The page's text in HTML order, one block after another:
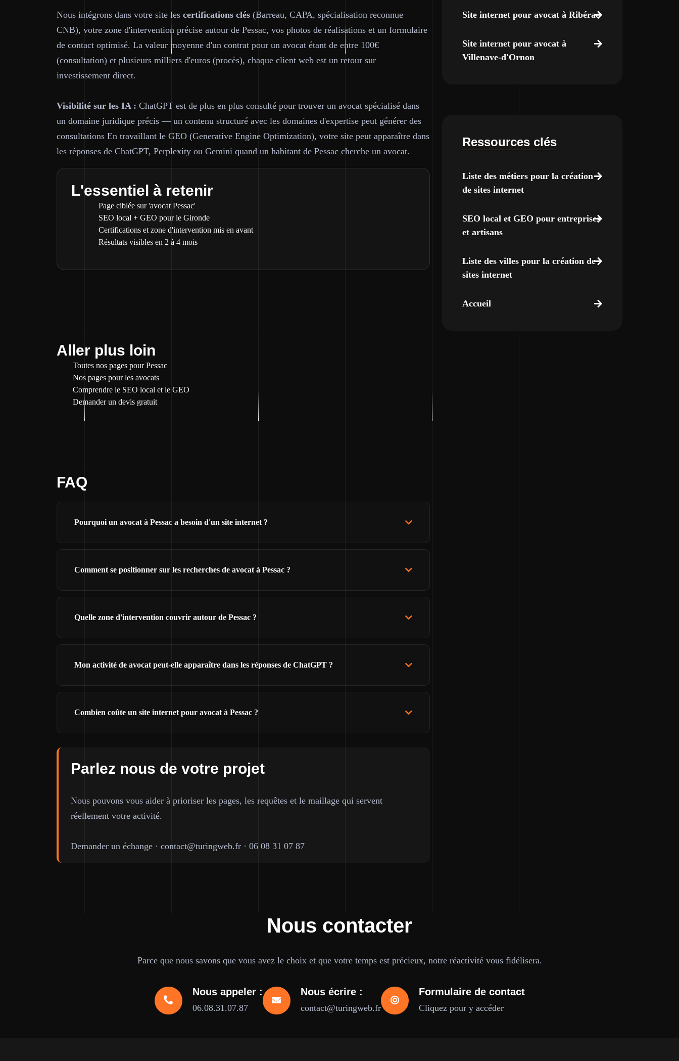
Nous intégrons dans votre site les certifications clés (Barreau, CAPA, spécialisation reconnue
CNB), votre zone d'intervention précise autour de Pessac, vos photos de réalisations et un formulaire
de contact optimisé. La valeur moyenne d'un contrat pour un avocat étant de entre 100€
(consultation) et plusieurs milliers d'euros (procès), chaque client web est un retour sur
investissement direct.
Visibilité sur les IA : ChatGPT est de plus en plus consulté pour trouver un avocat spécialisé dans
un domaine juridique précis — un contenu structuré avec les domaines d'expertise peut générer des
consultations En travaillant le GEO (Generative Engine Optimization), votre site peut apparaître dans
les réponses de ChatGPT, Perplexity ou Gemini quand un habitant de Pessac cherche un avocat.
L'essentiel à retenir
Page ciblée sur 'avocat Pessac'
SEO local + GEO pour le Gironde
Certifications et zone d'intervention mis en avant
Résultats visibles en 2 à 4 mois
Aller plus loin
Toutes nos pages pour Pessac
Nos pages pour les avocats
Comprendre le SEO local et le GEO
Demander un devis gratuit
FAQ
Pourquoi un avocat à Pessac a besoin d'un site internet ?
Comment se positionner sur les recherches de avocat à Pessac ?
Quelle zone d'intervention couvrir autour de Pessac ?
Mon activité de avocat peut-elle apparaître dans les réponses de ChatGPT ?
Combien coûte un site internet pour avocat à Pessac ?
Parlez nous de votre projet
Nous pouvons vous aider à prioriser les pages, les requêtes et le maillage qui servent
réellement votre activité.
Demander un échange · contact@turingweb.fr · 06 08 31 07 87
Site internet pour avocat à Ribérac
Site internet pour avocat à
Villenave-d'Ornon
Ressources clés
Liste des métiers pour la création
de sites internet
SEO local et GEO pour entreprises
et artisans
Liste des villes pour la création de
sites internet
Accueil
Nous contacter
Parce que nous savons que vous avez le choix et que votre temps est précieux, notre réactivité vous fidélisera.
Nous appeler :
06.08.31.07.87
Nous écrire :
contact@turingweb.fr
Formulaire de contact
Cliquez pour y accéder